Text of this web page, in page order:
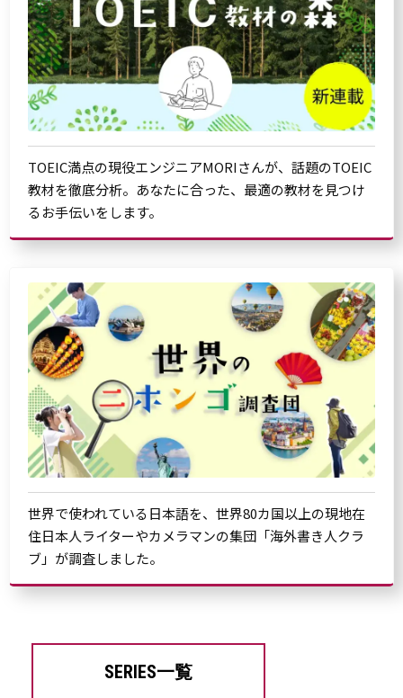
TOEIC満点の現役エンジニアMORIさんが、話題のTOEIC
教材を徹底分析。あなたに合った、最適の教材を見つけ
るお手伝いをします。
世界で使われている日本語を、世界80カ国以上の現地在
住日本人ライターやカメラマンの集団「海外書き人クラ
ブ」が調査しました。
SERIES一覧